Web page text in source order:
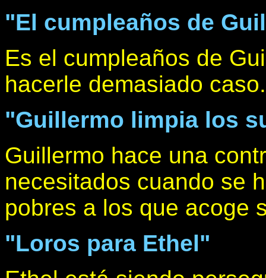
"El cumpleaños de
Es el cumpleaños de
hacerle demasiado caso.
"Guillermo limpia los
Guillermo hace una
necesitados cuando se
pobres a los que acoge
"Loros para Ethel"